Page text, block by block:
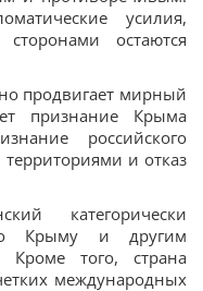
усилия,
остаются
продвигает мирный
признание Крыма
российского
и отказ
категорически
Крыму и другим
Кроме того, страна
международных